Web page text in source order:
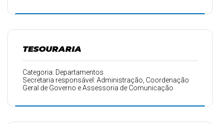
TESOURARIA
Categoria: Departamentos
Secretaria responsável: Administração, Coordenação
Geral de Governo e Assessoria de Comunicação